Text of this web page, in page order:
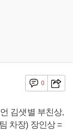
0
김샛별 부친상,
차장) 장인상 =